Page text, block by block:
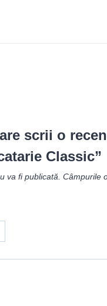
scrii o
Classic”
va fi publicată. Câmpurile